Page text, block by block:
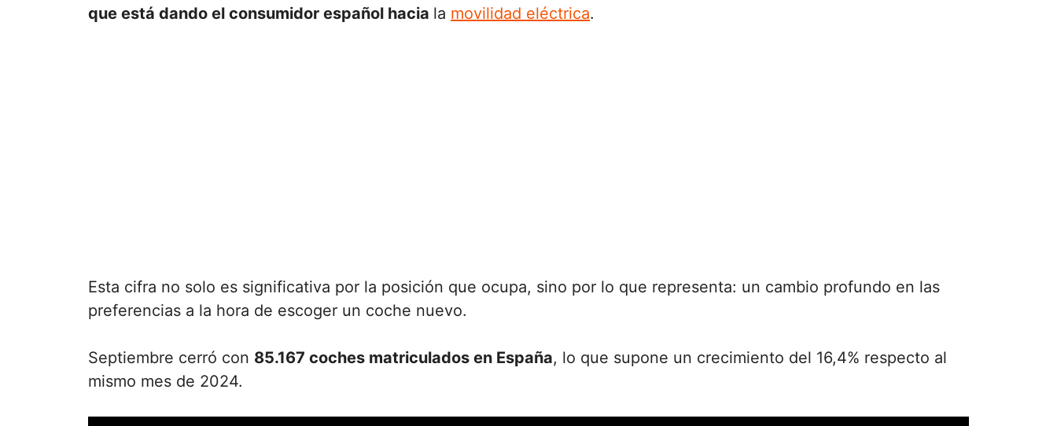
que está dando el consumidor español hacia la movilidad eléctrica.
Esta cifra no solo es significativa por la posición que ocupa, sino por lo que representa: un cambio profundo en las
preferencias a la hora de escoger un coche nuevo.
Septiembre cerró con 85.167 coches matriculados en España, lo que supone un crecimiento del 16,4% respecto al
mismo mes de 2024.